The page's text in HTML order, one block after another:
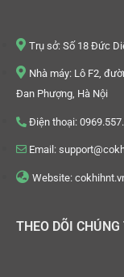
Trụ sở: Số 18 Đức
Nhà máy: Lô F2,
Đan Phượng, Hà Nội
Điện thoại:
Email:
Website:
THEO DÕI CHÚNG